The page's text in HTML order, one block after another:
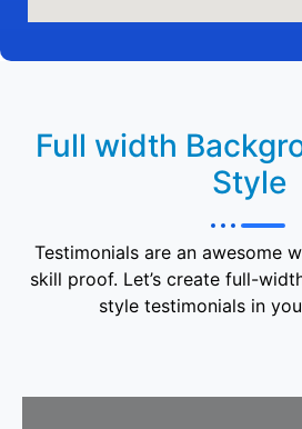
Full width
Style
Testimonials are an awesome
skill proof. Let’s create full-
style testimonials in